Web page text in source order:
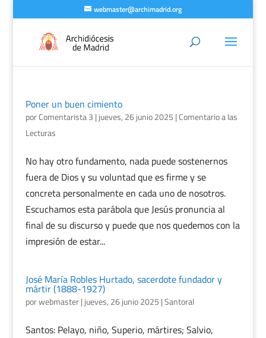
webmaster@archimadrid.org
Poner un buen cimiento
porComentarista 3 | jueves, 26 junio 2025 |Comentario a las
Lecturas
No hay otro fundamento, nada puede sostenernos
fuera de Dios y su voluntad que es firme y se
concreta personalmente en cada uno de nosotros.
Escuchamos esta parábola que Jesús pronuncia al
final de su discurso y puede que nos quedemos con la
impresión de estar...
José María Robles Hurtado, sacerdote fundador y
mártir (1888-1927)
porwebmaster| jueves, 26 junio 2025 |Santoral
Santos: Pelayo, niño, Superio, mártires; Salvio,